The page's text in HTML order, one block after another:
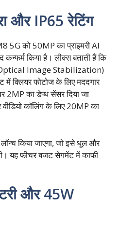
और IP65 रेटिंग
5G को 50MP का प्राइमरी AI
किया है। लीक्स बताती हैं कि
Image Stabilization)
में क्लियर फोटोज के लिए मददगार
2MP का डेप्थ सेंसर दिया जा
कॉलिंग के लिए 20MP का
किया जाएगा, जो इसे धूल और
यह फीचर बजट सेगमेंट में काफी
और 45W